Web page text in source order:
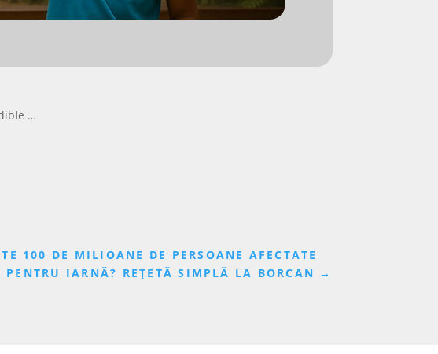
…
100 DE MILIOANE DE PERSOANE AFECTATE
IARNĂ? REȚETĂ SIMPLĂ LA BORCAN →